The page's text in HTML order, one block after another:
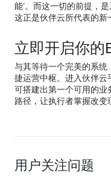
能’。而这一切的前提，
这正是伙伴云所代表的新
立即开启你的
与其等待一个完美的系
捷运营中枢。进入伙伴云
可搭建出第一个可用的业
路径，让执行者掌握改变
用户关注问题